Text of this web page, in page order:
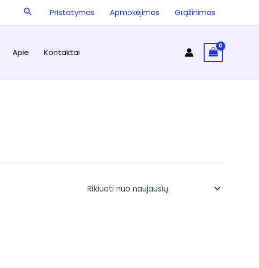
PaieškaPristatymas Apmokėjimas Grąžinimas
Apie Kontaktai